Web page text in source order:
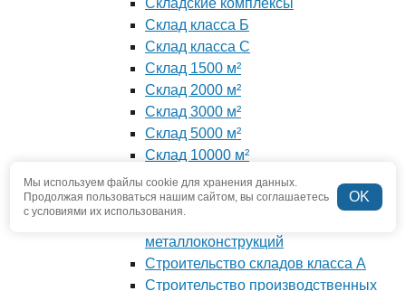
Мы используем файлы cookie для хранения данных.
Продолжая пользоваться нашим сайтом, вы соглашаетесь
с условиями их использования.
OK
Складские комплексы
Склад класса Б
Склад класса С
Склад 1500 м²
Склад 2000 м²
Склад 3000 м²
Склад 5000 м²
Склад 10000 м²
Строительство складов из сэндвич-
панелей
Строительство складов из
металлоконструкций
Строительство складов класса А
Строительство производственных